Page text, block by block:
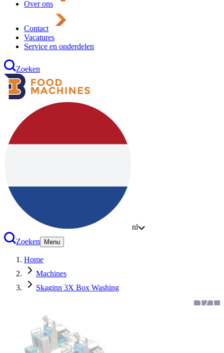
Over ons
Contact
Vacatures
Service en onderdelen
Zoeken
nl
Zoeken
Menu
Home
Machines
Skaginn 3X Box Washing
1/1